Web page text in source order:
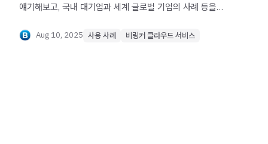
얘기해보고, 국내 대기업과 세계 글로벌 기업의 사례 등을
Aug 10, 2025 사용 사례 비링커 클라우드 서비스